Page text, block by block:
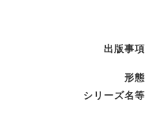
出版事項
形態
シリーズ名等